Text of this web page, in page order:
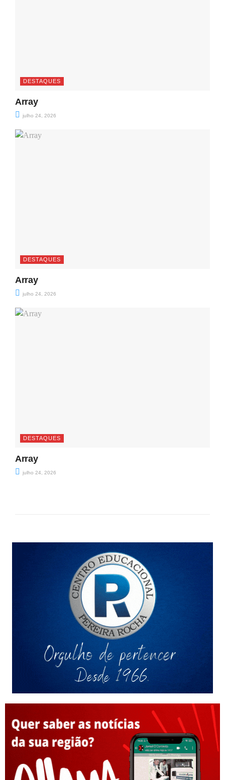
DESTAQUES
Array
julho 24, 2026
DESTAQUES
Array
julho 24, 2026
DESTAQUES
Array
julho 24, 2026